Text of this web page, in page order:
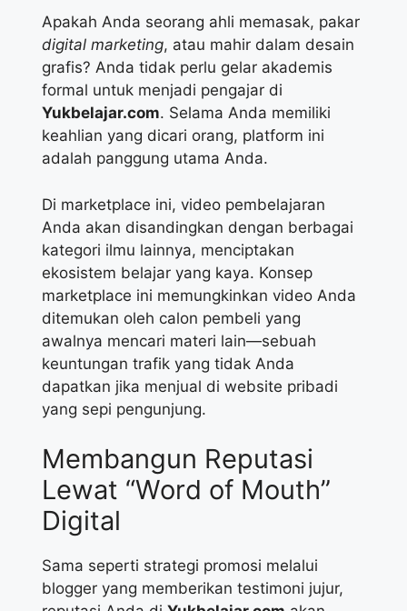
Apakah Anda seorang ahli memasak, pakar
digital marketing, atau mahir dalam desain
grafis? Anda tidak perlu gelar akademis
formal untuk menjadi pengajar di
Yukbelajar.com. Selama Anda memiliki
keahlian yang dicari orang, platform ini
adalah panggung utama Anda.
Di marketplace ini, video pembelajaran
Anda akan disandingkan dengan berbagai
kategori ilmu lainnya, menciptakan
ekosistem belajar yang kaya. Konsep
marketplace ini memungkinkan video Anda
ditemukan oleh calon pembeli yang
awalnya mencari materi lain—sebuah
keuntungan trafik yang tidak Anda
dapatkan jika menjual di website pribadi
yang sepi pengunjung.
Membangun Reputasi
Lewat “Word of Mouth”
Digital
Sama seperti strategi promosi melalui
blogger yang memberikan testimoni jujur,